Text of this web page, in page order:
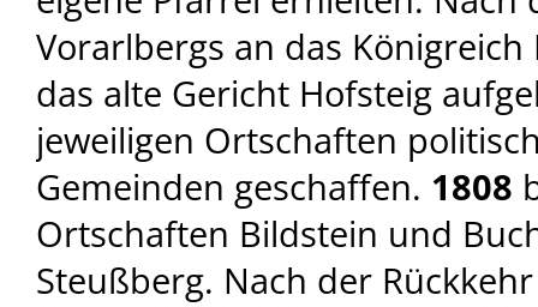
Vorarlbergs an das
das alte Gericht Hofsteig
jeweiligen Ortschaften
Gemeinden geschaffen. 1808
Ortschaften Bildstein und
Steußberg. Nach der